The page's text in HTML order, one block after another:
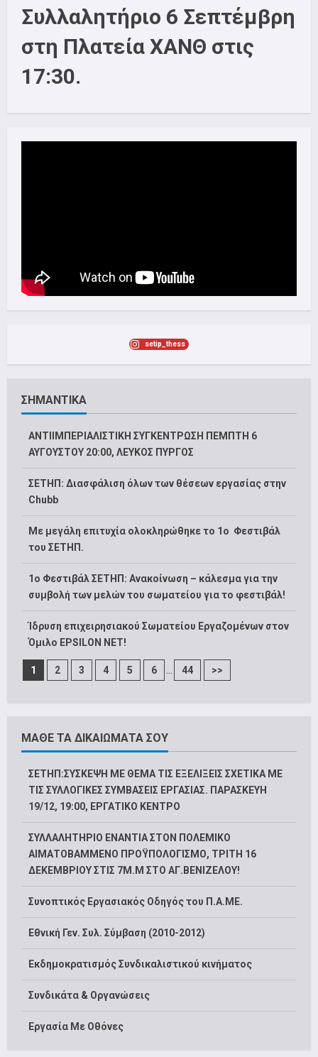
Συλλαλητήριο 6 Σεπτέμβρη
στη Πλατεία ΧΑΝΘ στις
17:30.
setip_thess
ΣΗΜΑΝΤΙΚΑ
ΑΝΤΙΙΜΠΕΡΙΑΛΙΣΤΙΚΗ ΣΥΓΚΕΝΤΡΩΣΗ ΠΕΜΠΤΗ 6
ΑΥΓΟΥΣΤΟΥ 20:00, ΛΕΥΚΟΣ ΠΥΡΓΟΣ
ΣΕΤΗΠ: Διασφάλιση όλων των θέσεων εργασίας στην
Chubb
Με μεγάλη επιτυχία ολοκληρώθηκε το 1ο Φεστιβάλ
του ΣΕΤΗΠ.
1o Φεστιβάλ ΣΕΤΗΠ: Ανακοίνωση – κάλεσμα για την
συμβολή των μελών του σωματείου για το φεστιβάλ!
Ίδρυση επιχειρησιακού Σωματείου Εργαζομένων στον
Όμιλο EPSILON NET!
1 2 3 4 5 6 ... 44 >>
ΜΑΘΕ ΤΑ ΔΙΚΑΙΩΜΑΤΑ ΣΟΥ
ΣΕΤΗΠ:ΣΥΣΚΕΨΗ ΜΕ ΘΕΜΑ ΤΙΣ ΕΞΕΛΙΞΕΙΣ ΣΧΕΤΙΚΑ ΜΕ
ΤΙΣ ΣΥΛΛΟΓΙΚΕΣ ΣΥΜΒΑΣΕΙΣ ΕΡΓΑΣΙΑΣ. ΠΑΡΑΣΚΕΥΗ
19/12, 19:00, ΕΡΓΑΤΙΚΟ ΚΕΝΤΡΟ
ΣΥΛΛΑΛΗΤΗΡΙΟ ΕΝΑΝΤΙΑ ΣΤΟΝ ΠΟΛΕΜΙΚΟ
ΑΙΜΑΤΟΒΑΜΜΕΝΟ ΠΡΟΫΠΟΛΟΓΙΣΜΟ, ΤΡΙΤΗ 16
ΔΕΚΕΜΒΡΙΟΥ ΣΤΙΣ 7Μ.Μ ΣΤΟ ΑΓ.ΒΕΝΙΖΕΛΟΥ!
Συνοπτικός Εργασιακός Οδηγός του Π.Α.ΜΕ.
Εθνική Γεν. Συλ. Σύμβαση (2010-2012)
Εκδημοκρατισμός Συνδικαλιστικού κινήματος
Συνδικάτα & Οργανώσεις
Εργασία Με Οθόνες